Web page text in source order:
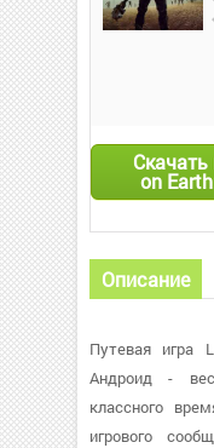
on
Описание
Путевая игра
Андроид -
классного
игрового